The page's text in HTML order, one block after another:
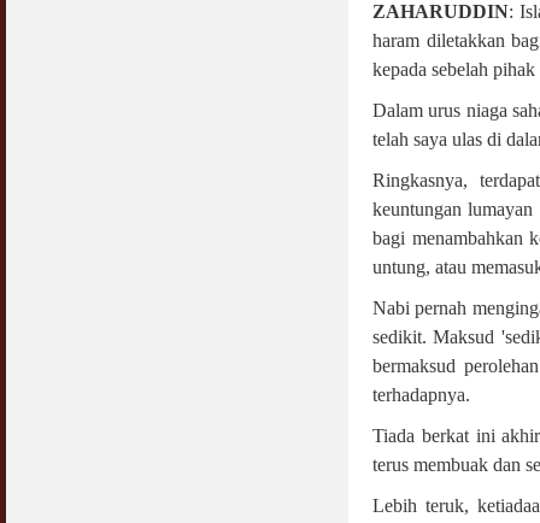
ZAHARUDDIN:
haram diletakkan
kepada sebelah
Dalam urus niaga
telah saya ulas di
Ringkasnya,
keuntungan
bagi menambahkan
untung, atau
Nabi pernah
sedikit. Maksud
bermaksud
terhadapnya.
Tiada berkat ini
terus membuak dan
Lebih teruk,